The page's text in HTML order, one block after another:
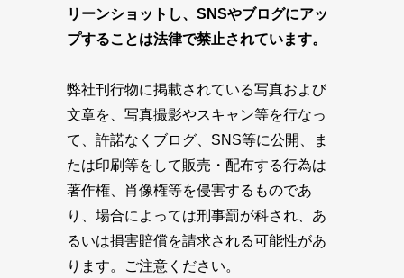
リーンショットし、SNSやブログにアッ
プすることは法律で禁止されています。
弊社刊行物に掲載されている写真および
文章を、写真撮影やスキャン等を行なっ
て、許諾なくブログ、SNS等に公開、ま
たは印刷等をして販売・配布する行為は
著作権、肖像権等を侵害するものであ
り、場合によっては刑事罰が科され、あ
るいは損害賠償を請求される可能性があ
ります。ご注意ください。